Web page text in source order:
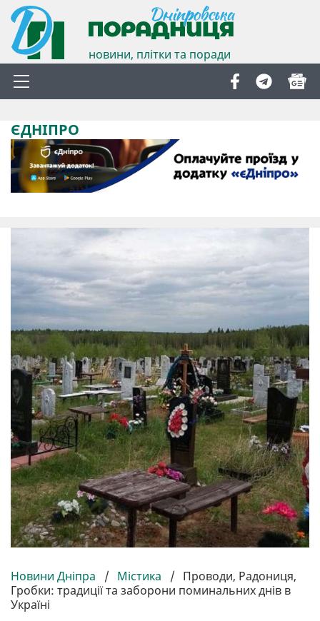
новини, плітки та поради
ЄДНІПРО
Новини Дніпра / Містика / Проводи, Радониця,
Гробки: традиції та заборони поминальних днів в
Україні